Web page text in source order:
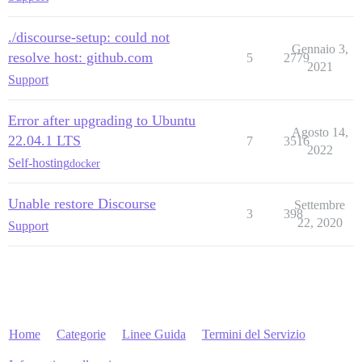
./discourse-setup: could not
resolve host: github.com
Support
5 2779
Gennaio 3,
2021
Error after upgrading to Ubuntu
22.04.1 LTS
Self-hostingdocker
7 3516
Agosto 14,
2022
Unable restore Discourse
Support
3 398
Settembre
22, 2020
Home Categorie Linee Guida Termini del Servizio